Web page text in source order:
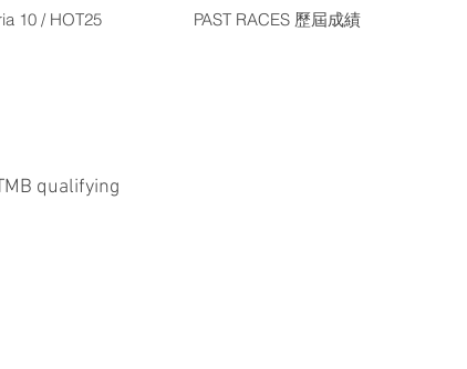
10 / HOT25 PAST RACES 歷屆成績
qualifying